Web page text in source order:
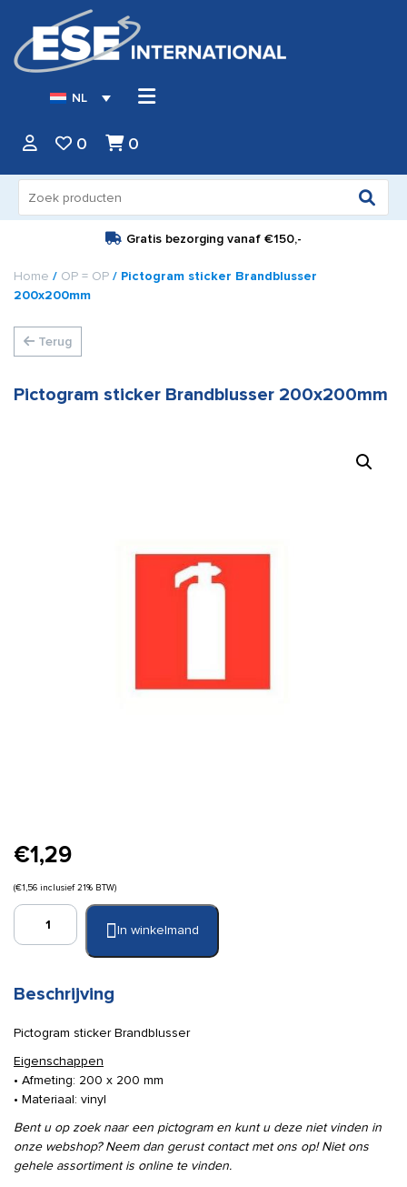
NL
0 0
naar:
Gratis bezorging vanaf €150,-
Home / OP = OP / Pictogram sticker Brandblusser
200x200mm
Terug
Pictogram sticker Brandblusser 200x200mm
€1,29
(€1,56 inclusief 21% BTW)
Pictogram
sticker
Brandblusser
aantal
In winkelmand
Beschrijving
Pictogram sticker Brandblusser
Eigenschappen
• Afmeting: 200 x 200 mm
• Materiaal: vinyl
Bent u op zoek naar een pictogram en kunt u deze niet vinden in
onze webshop? Neem dan gerust contact met ons op! Niet ons
gehele assortiment is online te vinden.